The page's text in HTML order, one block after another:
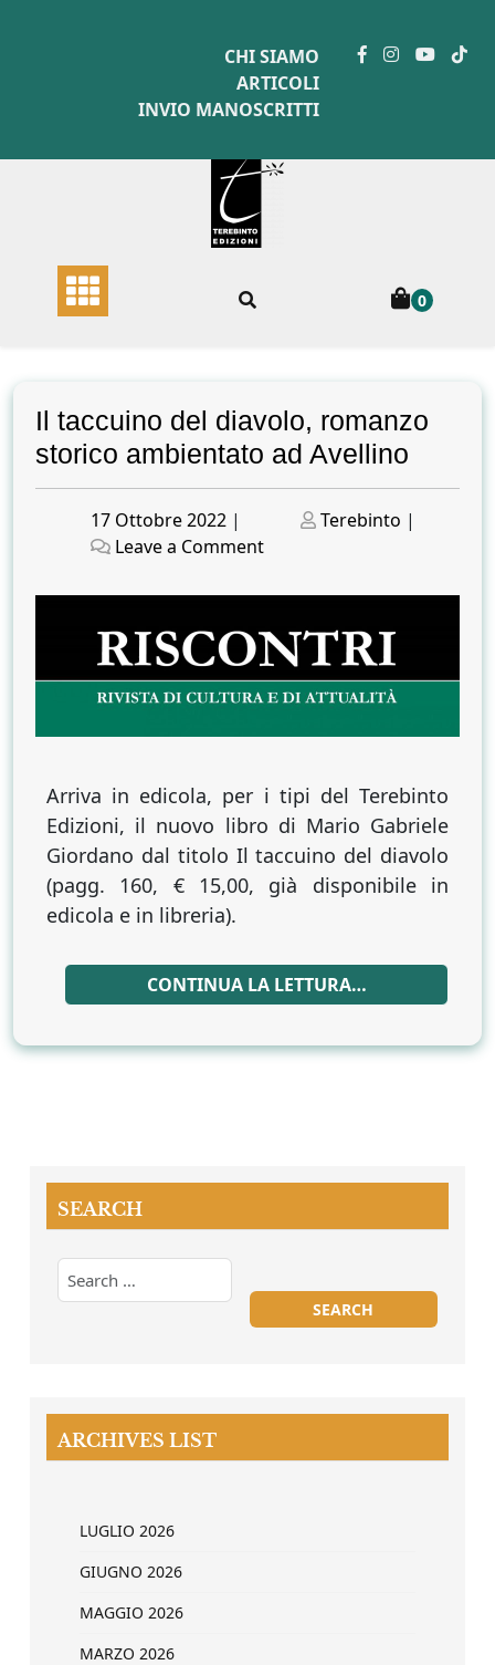
CHI SIAMO
ARTICOLI
INVIO MANOSCRITTI
0
Il taccuino del diavolo, romanzo
storico ambientato ad Avellino
Posted
on
17 Ottobre 2022 |
Posted
Terebinto |
Leave a Commenton
taccuino
diavolo,
romanzo
storico
ambientato
Avellino
Arriva in edicola, per i tipi del Terebinto
Edizioni, il nuovo libro di Mario Gabriele
Giordano dal titolo Il taccuino del diavolo
(pagg. 160, € 15,00, già disponibile in
edicola e in libreria).
CONTINUA LA LETTURA…
SEARCH
ARCHIVES LIST
LUGLIO 2026
GIUGNO 2026
MAGGIO 2026
MARZO 2026